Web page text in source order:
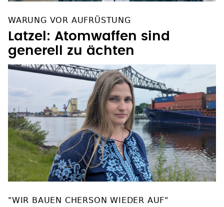
WARUNG VOR AUFRÜSTUNG
Latzel: Atomwaffen sind
generell zu ächten
"WIR BAUEN CHERSON WIEDER AUF"